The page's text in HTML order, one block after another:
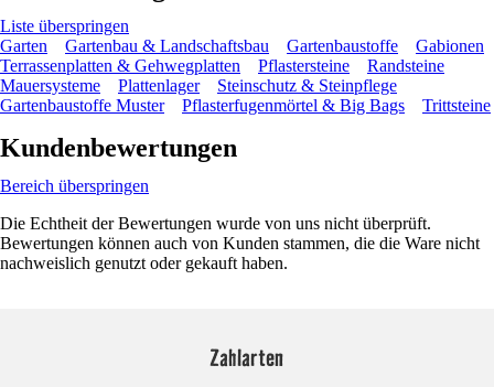
Liste überspringen
Garten
Gartenbau & Landschaftsbau Gartenbaustoffe
Gabionen
Terrassenplatten & Gehwegplatten
Pflastersteine
Randsteine
Mauersysteme
Plattenlager
Steinschutz & Steinpflege
Gartenbaustoffe Muster
Pflasterfugenmörtel & Big Bags Trittsteine
Kundenbewertungen
Bereich überspringen
Die Echtheit der Bewertungen wurde von uns nicht überprüft.
Bewertungen können auch von Kunden stammen, die die Ware nicht
nachweislich genutzt oder gekauft haben.
Zahlarten